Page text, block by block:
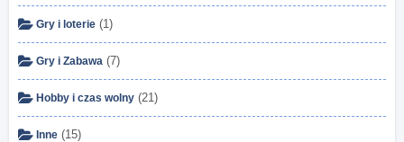
Gry i loterie (1)
Gry i Zabawa (7)
Hobby i czas wolny (21)
Inne (15)